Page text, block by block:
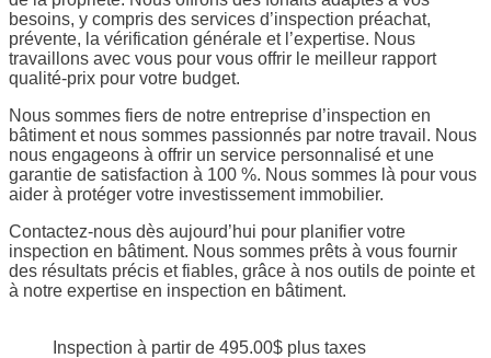
besoins, y compris des services d’inspection préachat,
prévente, la vérification générale et l’expertise. Nous
travaillons avec vous pour vous offrir le meilleur rapport
qualité-prix pour votre budget.
Nous sommes fiers de notre entreprise d’inspection en
bâtiment et nous sommes passionnés par notre travail. Nous
nous engageons à offrir un service personnalisé et une
garantie de satisfaction à 100 %. Nous sommes là pour vous
aider à protéger votre investissement immobilier.
Contactez-nous dès aujourd’hui pour planifier votre
inspection en bâtiment. Nous sommes prêts à vous fournir
des résultats précis et fiables, grâce à nos outils de pointe et
à notre expertise en inspection en bâtiment.
Inspection à partir de 495.00$ plus taxes